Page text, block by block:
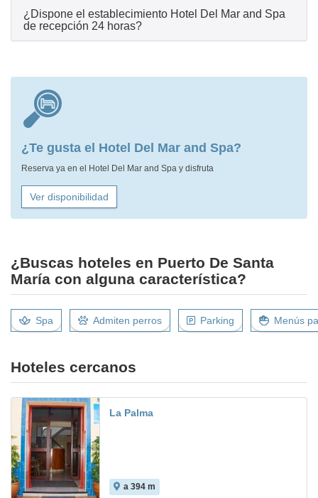
¿Dispone el establecimiento Hotel Del Mar and Spa
de recepción 24 horas?
¿Te gusta el Hotel Del Mar and Spa?
Reserva ya en el Hotel Del Mar and Spa y disfruta
Ver disponibilidad
¿Buscas hoteles en Puerto De Santa
María con alguna característica?
Spa Admiten perros Parking Menús
Hoteles cercanos
La Palma
a 394 m